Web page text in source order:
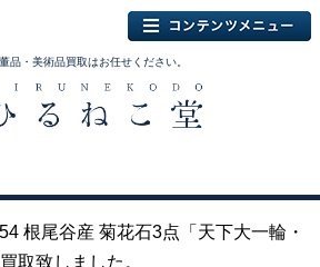
品・美術品買取はお任せください。
根尾谷産 菊花石3点「天下大一輪・
取致しました。